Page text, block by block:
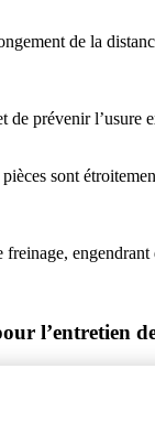
de la
prévenir l’usure
sont
l’entretien
ou un
vous. Votre